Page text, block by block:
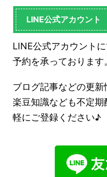
LINE公式アカウント
LINE公式アカウント
予約を承っております
ブログ記事などの更
楽豆知識なども不定
軽にご登録ください♪